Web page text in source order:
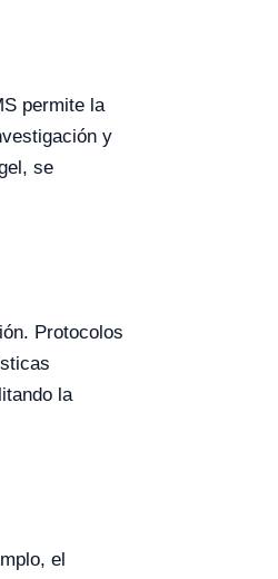
permite la
y
se
Protocolos
la
el